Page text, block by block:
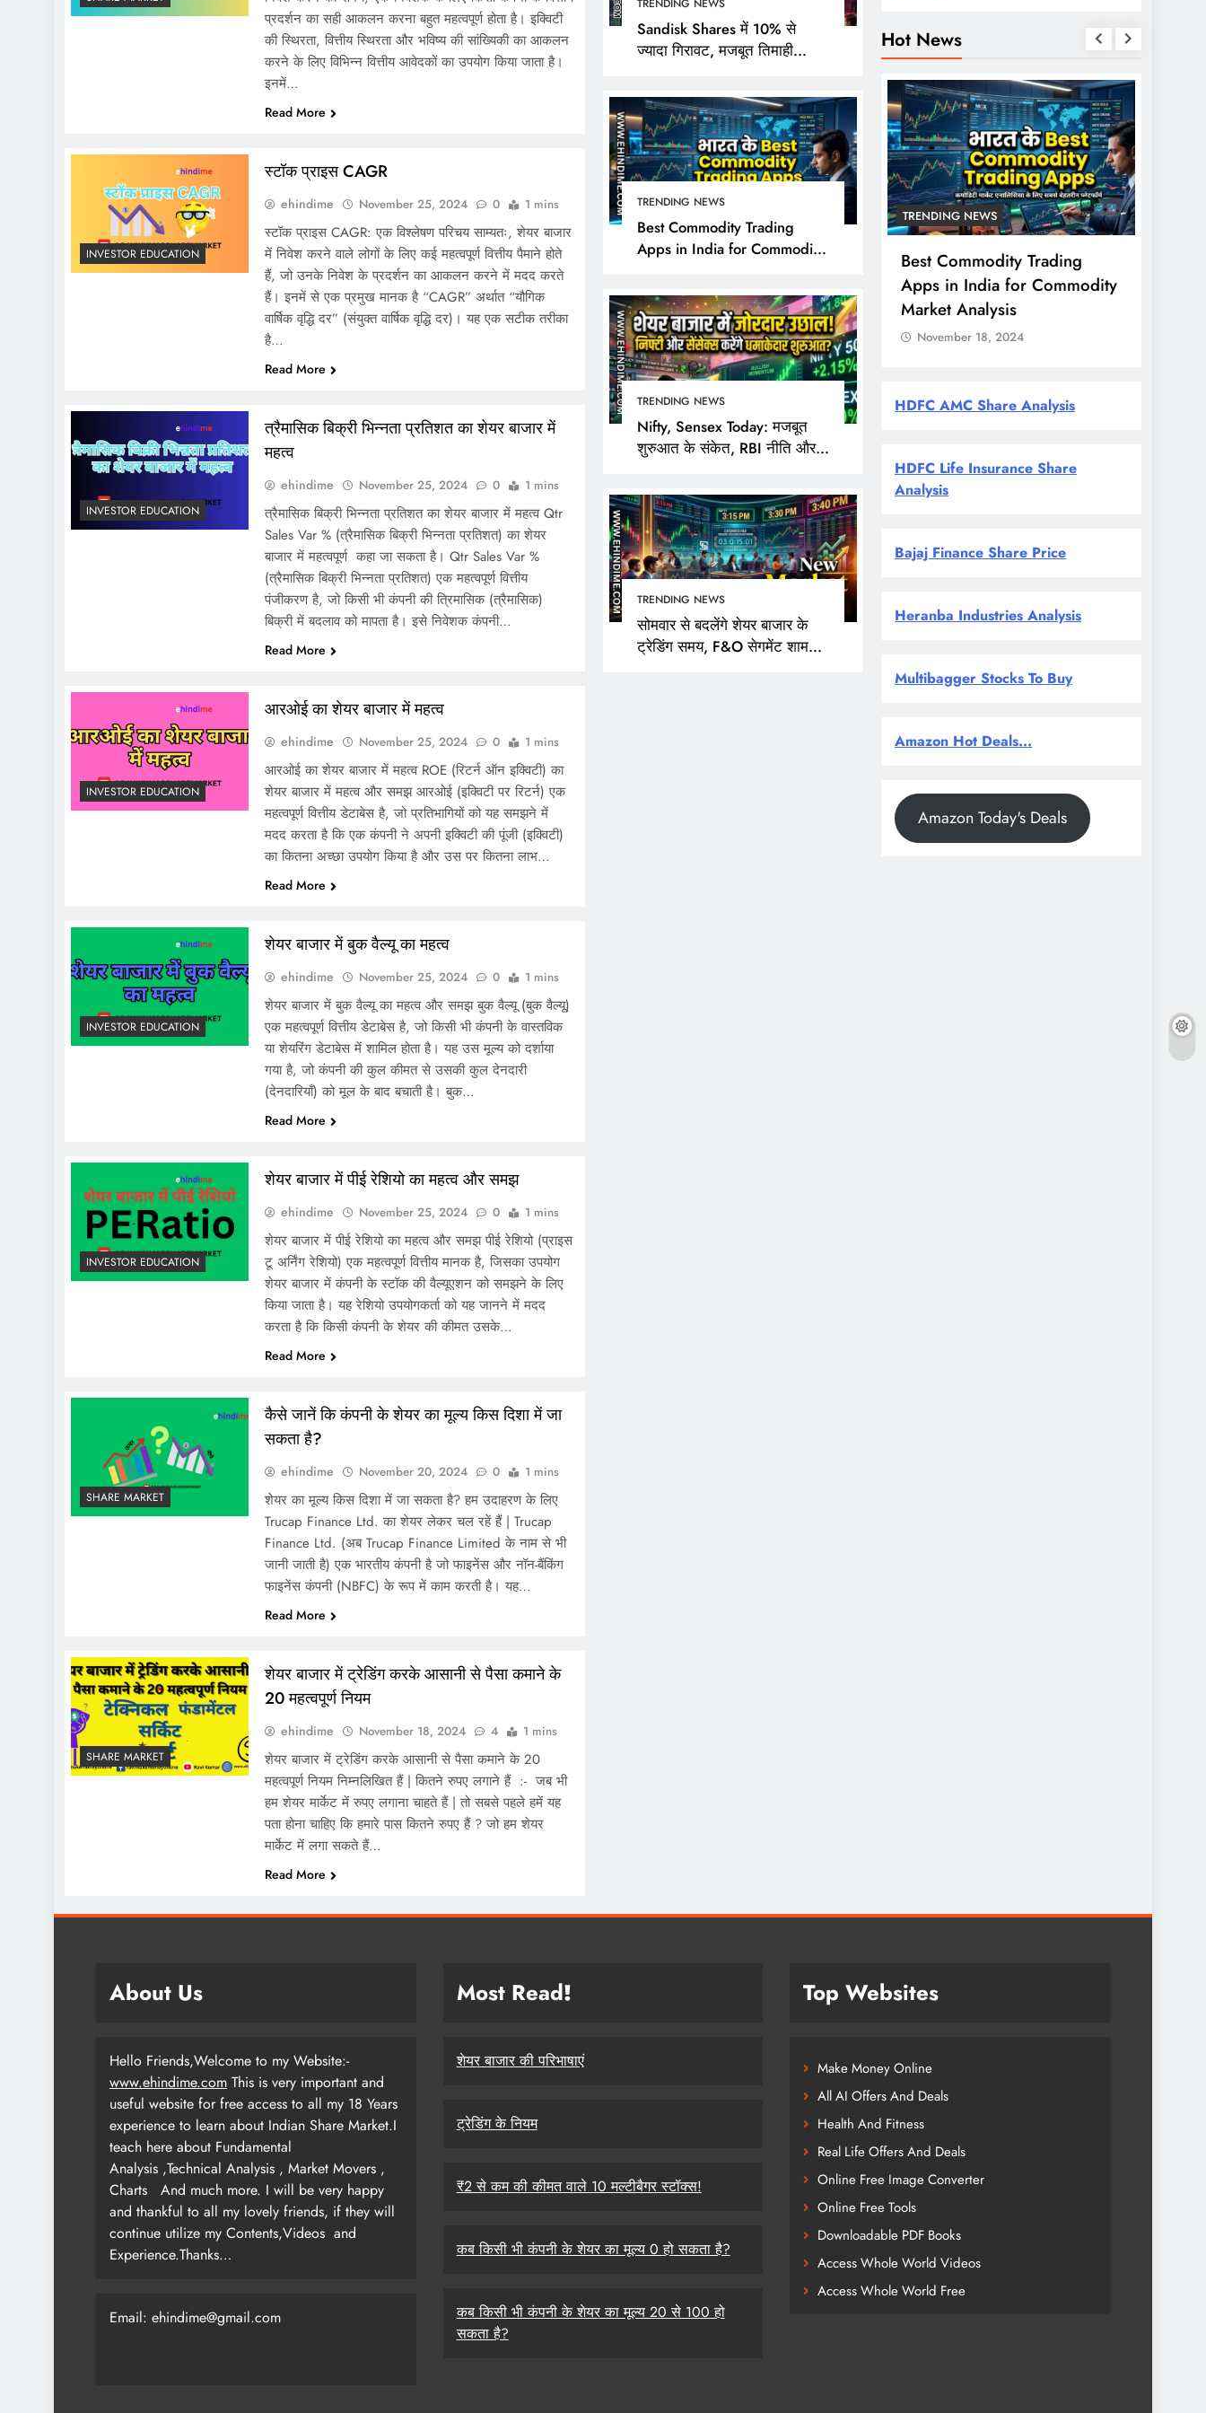
Sandisk Shares में 10% से
ज्यादा गिरावट, मजबूत तिमाही
निराश?
TRENDING NEWS
Best Commodity Trading
Apps in India for Commodity
TRENDING NEWS
Nifty, Sensex Today: मजबूत
शुरुआत के संकेत, RBI नीति और
TRENDING NEWS
सोमवार से बदलेंगे शेयर बाजार के
ट्रेडिंग समय, F&O सेगमेंट शाम
प्रदर्शन का सही आकलन करना बहुत महत्वपूर्ण होता है। इक्विटी
की स्थिरता, वित्तीय स्थिरता और भविष्य की सांख्यिकी का आकलन
करने के लिए विभिन्न वित्तीय आवेदकों का उपयोग किया जाता है।
इनमें…
Read More
INVESTOR EDUCATION
स्टॉक प्राइस CAGR
ehindime November 25, 2024 0 1 mins
स्टॉक प्राइस CAGR: एक विश्लेषण परिचय साम्यतः, शेयर बाजार
में निवेश करने वाले लोगों के लिए कई महत्वपूर्ण वित्तीय पैमाने होते
हैं, जो उनके निवेश के प्रदर्शन का आकलन करने में मदद करते
हैं। इनमें से एक प्रमुख मानक है “CAGR” अर्थात “यौगिक
वार्षिक वृद्धि दर” (संयुक्त वार्षिक वृद्धि दर)। यह एक सटीक तरीका
है…
Read More
INVESTOR EDUCATION
त्रैमासिक बिक्री भिन्नता प्रतिशत का शेयर बाजार में
महत्व
ehindime November 25, 2024 0 1 mins
त्रैमासिक बिक्री भिन्नता प्रतिशत का शेयर बाजार में महत्व Qtr
Sales Var % (त्रैमासिक बिक्री भिन्नता प्रतिशत) का शेयर
बाजार में महत्वपूर्ण कहा जा सकता है। Qtr Sales Var %
(त्रैमासिक बिक्री भिन्नता प्रतिशत) एक महत्वपूर्ण वित्तीय
पंजीकरण है, जो किसी भी कंपनी की त्रिमासिक (त्रैमासिक)
बिक्री में बदलाव को मापता है। इसे निवेशक कंपनी…
Read More
INVESTOR EDUCATION
आरओई का शेयर बाजार में महत्व
ehindime November 25, 2024 0 1 mins
आरओई का शेयर बाजार में महत्व ROE (रिटर्न ऑन इक्विटी) का
शेयर बाजार में महत्व और समझ आरओई (इक्विटी पर रिटर्न) एक
महत्वपूर्ण वित्तीय डेटाबेस है, जो प्रतिभागियों को यह समझने में
मदद करता है कि एक कंपनी ने अपनी इक्विटी की पूंजी (इक्विटी)
का कितना अच्छा उपयोग किया है और उस पर कितना लाभ…
Read More
INVESTOR EDUCATION
शेयर बाजार में बुक वैल्यू का महत्व
ehindime November 25, 2024 0 1 mins
शेयर बाजार में बुक वैल्यू का महत्व और समझ बुक वैल्यू (बुक वैल्यू)
एक महत्वपूर्ण वित्तीय डेटाबेस है, जो किसी भी कंपनी के वास्तविक
या शेयरिंग डेटाबेस में शामिल होता है। यह उस मूल्य को दर्शाया
गया है, जो कंपनी की कुल कीमत से उसकी कुल देनदारी
(देनदारियाँ) को मूल के बाद बचाती है। बुक…
Read More
INVESTOR EDUCATION
शेयर बाजार में पीई रेशियो का महत्व और समझ
ehindime November 25, 2024 0 1 mins
शेयर बाजार में पीई रेशियो का महत्व और समझ पीई रेशियो (प्राइस
टू अर्निंग रेशियो) एक महत्वपूर्ण वित्तीय मानक है, जिसका उपयोग
शेयर बाजार में कंपनी के स्टॉक की वैल्यूएशन को समझने के लिए
किया जाता है। यह रेशियो उपयोगकर्ता को यह जानने में मदद
करता है कि किसी कंपनी के शेयर की कीमत उसके…
Read More
SHARE MARKET
कैसे जानें कि कंपनी के शेयर का मूल्य किस दिशा में जा
सकता है?
ehindime November 20, 2024 0 1 mins
शेयर का मूल्य किस दिशा में जा सकता है? हम उदाहरण के लिए
Trucap Finance Ltd. का शेयर लेकर चल रहें हैं | Trucap
Finance Ltd. (अब Trucap Finance Limited के नाम से भी
जानी जाती है) एक भारतीय कंपनी है जो फाइनेंस और नॉन-बैंकिंग
फाइनेंस कंपनी (NBFC) के रूप में काम करती है। यह…
Read More
SHARE MARKET
शेयर बाजार में ट्रेडिंग करके आसानी से पैसा कमाने के
20 महत्वपूर्ण नियम
ehindime November 18, 2024 4 1 mins
शेयर बाजार में ट्रेडिंग करके आसानी से पैसा कमाने के 20
महत्वपूर्ण नियम निम्नलिखित हैं | कितने रुपए लगाने हैं :- जब भी
हम शेयर मार्केट में रुपए लगाना चाहते हैं | तो सबसे पहले हमें यह
पता होना चाहिए कि हमारे पास कितने रुपए हैं ? जो हम शेयर
मार्केट में लगा सकते हैं…
Read More
Hot News
Sandisk Shares में 10% से ज्यादा
बावजूद निवेशक क्यों हुए निराश?
November 18, 2024
TRENDING NEWS
Best Commodity Trading
Apps in India for Commodity
Market Analysis
November 18, 2024
HDFC AMC Share Analysis
HDFC Life Insurance Share
Analysis
Bajaj Finance Share Price
Heranba Industries Analysis
Multibagger Stocks To Buy
Amazon Hot Deals...
Amazon Today's Deals
About Us
Hello Friends,Welcome to my Website:-
www.ehindime.com This is very important and
useful website for free access to all my 18 Years
experience to learn about Indian Share Market.I
teach here about Fundamental
Analysis ,Technical Analysis , Market Movers ,
Charts
And much more. I will be very happy
and thankful to all my lovely friends, if they will
continue utilize my Contents,Videos and
Experience.Thanks…
Email: ehindime@gmail.com
Most Read!
शेयर बाजार की परिभाषाएं
ट्रेडिंग के नियम
₹2 से कम की कीमत वाले 10 मल्टीबैगर स्टॉक्स!
कब किसी भी कंपनी के शेयर का मूल्य 0 हो सकता है?
कब किसी भी कंपनी के शेयर का मूल्य 20 से 100 हो
सकता है?
Top Websites
Make Money Online
All AI Offers And Deals
Health And Fitness
Real Life Offers And Deals
Online Free Image Converter
Online Free Tools
Downloadable PDF Books
Access Whole World Videos
Access Whole World Free